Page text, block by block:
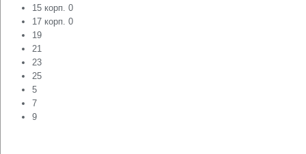
15 корп. 0
17 корп. 0
19
21
23
25
5
7
9